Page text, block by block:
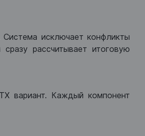
Система исключает конфликты
рассчитывает итоговую
вариант. Каждый компонент